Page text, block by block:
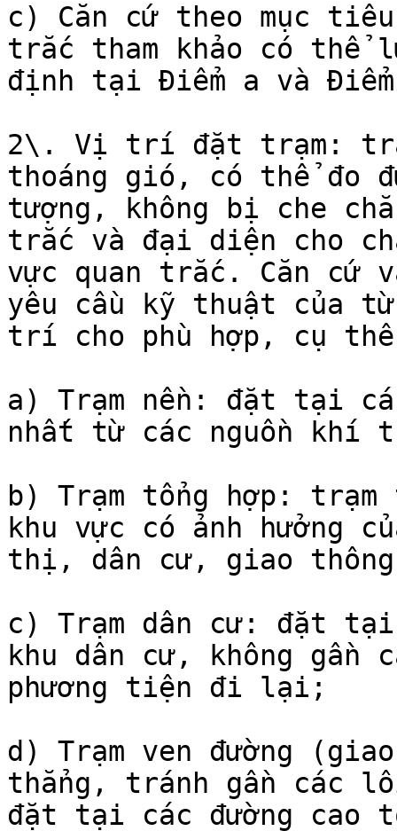
c) Căn cứ theo mục
trắc tham khảo có thể
định tại Điểm a và
2\. Vị trí đặt trạm:
thoáng gió, có thể đo
tượng, không bị che
trắc và đại diện cho
vực quan trắc. Căn cứ
yêu cầu kỹ thuật của
trí cho phù hợp, cụ
a) Trạm nền: đặt tại
nhất từ các nguồn khí
b) Trạm tổng hợp:
khu vực có ảnh hưởng
thị, dân cư, giao
c) Trạm dân cư: đặt
khu dân cư, không gần
phương tiện đi lại;
d) Trạm ven đường
thẳng, tránh gần các
đặt tại các đường cao